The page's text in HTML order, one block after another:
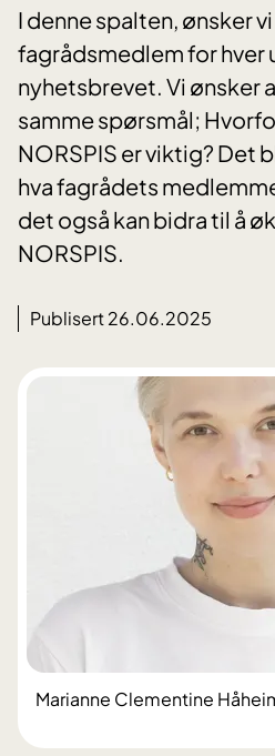
I denne spalten, ønsker
fagrådsmedlem for hver
nyhetsbrevet. Vi ønsker
samme spørsmål;
NORSPIS er viktig? Det
hva fagrådets
det også kan bidra til å
NORSPIS.
Publisert 26.06.2025
Marianne Clementine